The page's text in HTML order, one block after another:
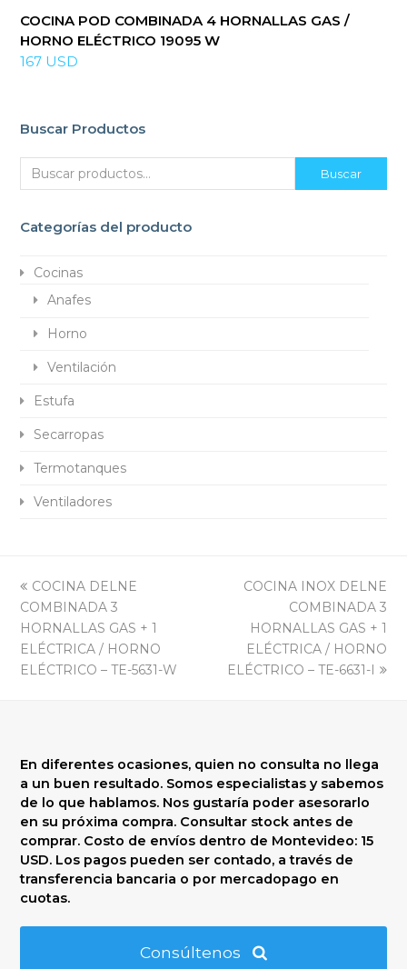
COCINA POD COMBINADA 4 HORNALLAS GAS /
HORNO ELÉCTRICO 19095 W
167 USD
Buscar Productos
Buscar
Categorías del producto
Cocinas
Anafes
Horno
Ventilación
Estufa
Secarropas
Termotanques
Ventiladores
previous
post:
COCINA DELNE
COMBINADA 3
HORNALLAS GAS + 1
ELÉCTRICA / HORNO
ELÉCTRICO – TE-5631-W
next
COCINA INOX DELNE
COMBINADA 3
HORNALLAS GAS + 1
ELÉCTRICA / HORNO
ELÉCTRICO – TE-6631-I
En diferentes ocasiones, quien no consulta no llega
a un buen resultado. Somos especialistas y sabemos
de lo que hablamos. Nos gustaría poder asesorarlo
en su próxima compra. Consultar stock antes de
comprar. Costo de envíos dentro de Montevideo: 15
USD. Los pagos pueden ser contado, a través de
transferencia bancaria o por mercadopago en
cuotas.
Consúltenos